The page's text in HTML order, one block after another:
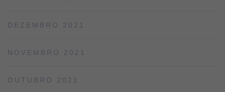
DEZEMBRO 2021
NOVEMBRO 2021
OUTUBRO 2021